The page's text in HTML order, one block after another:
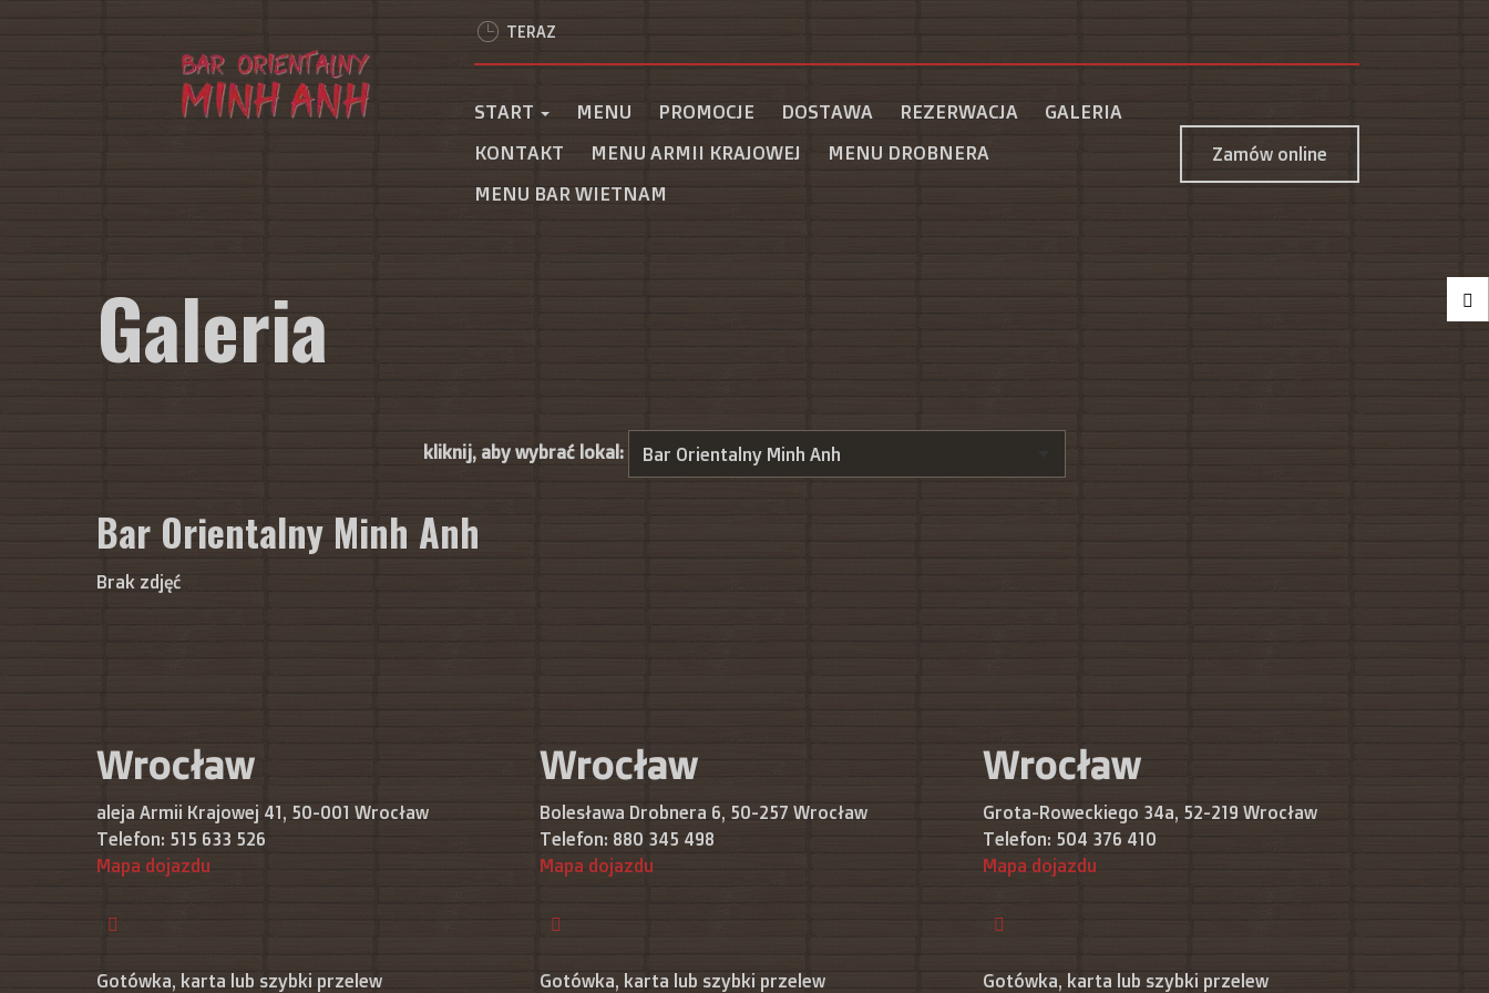
TERAZ
START MENU PROMOCJE DOSTAWA REZERWACJA
GALERIA
KONTAKT
MENU ARMII KRAJOWEJ
MENU DROBNERA
MENU BAR WIETNAM
Zamów online
Galeria
kliknij, aby wybrać lokal:
Bar Orientalny Minh Anh
Brak zdjęć
Wrocław
aleja Armii Krajowej 41, 50-001 Wrocław
Telefon: 515 633 526
Mapa dojazdu
Gotówka, karta lub szybki przelew
Wrocław
Bolesława Drobnera 6, 50-257 Wrocław
Telefon: 880 345 498
Mapa dojazdu
Gotówka, karta lub szybki przelew
Wrocław
Grota-Roweckiego 34a, 52-219 Wrocław
Telefon: 504 376 410
Mapa dojazdu
Gotówka, karta lub szybki przelew